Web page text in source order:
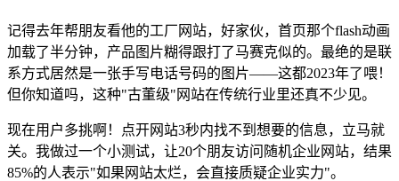
记得去年帮朋友看他的工厂网站，好家伙，首页那个flash动画
加载了半分钟，产品图片糊得跟打了马赛克似的。最绝的是联
系方式居然是一张手写电话号码的图片——这都2023年了喂！
但你知道吗，这种"古董级"网站在传统行业里还真不少见。
现在用户多挑啊！点开网站3秒内找不到想要的信息，立马就
关。我做过一个小测试，让20个朋友访问随机企业网站，结果
85%的人表示"如果网站太烂，会直接质疑企业实力"。